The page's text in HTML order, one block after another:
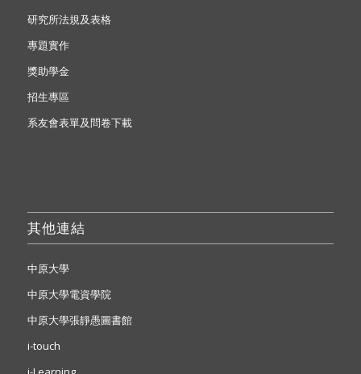
研究所法規及表格
專題實作
獎助學金
招生專區
系友會表單及問卷下載
其他連結
中原大學
中原大學電資學院
中原大學張靜愚圖書館
i-touch